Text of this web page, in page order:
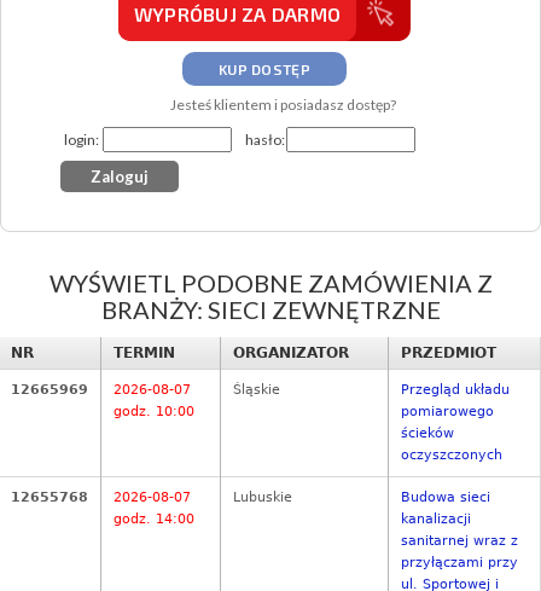
WYPRÓBUJ ZA DARMO
KUP DOSTĘP
Jesteś klientem i posiadasz dostęp?
login:
hasło:
WYŚWIETL PODOBNE ZAMÓWIENIA Z
BRANŻY: SIECI ZEWNĘTRZNE
NR TERMIN ORGANIZATOR PRZEDMIOT
12665969
2026-08-07
godz. 10:00
Śląskie
Przegląd układu
pomiarowego
ścieków
oczyszczonych
12655768
2026-08-07
godz. 14:00
Lubuskie
Budowa sieci
kanalizacji
sanitarnej wraz z
przyłączami przy
ul. Sportowej i